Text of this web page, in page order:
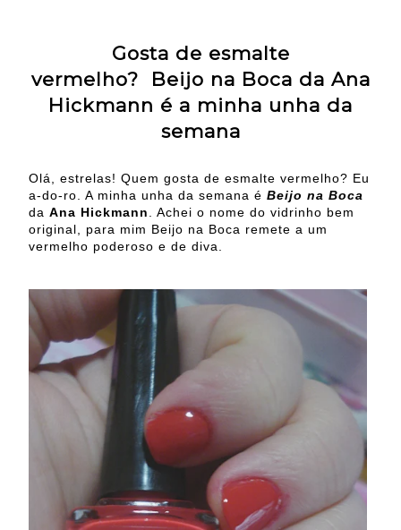
Gosta de esmalte
vermelho? Beijo na Boca da Ana
Hickmann é a minha unha da
semana
Olá, estrelas! Quem gosta de esmalte vermelho? Eu
a-do-ro. A minha unha da semana é Beijo na Boca
da Ana Hickmann. Achei o nome do vidrinho bem
original, para mim Beijo na Boca remete a um
vermelho poderoso e de diva.